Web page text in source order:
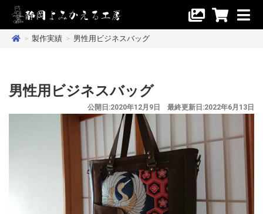
> 製作実績 > 男性用ビジネスバッグ
男性用ビジネスバッグ
公開日:2020年12月9日 最終更新日:2022年6月13日